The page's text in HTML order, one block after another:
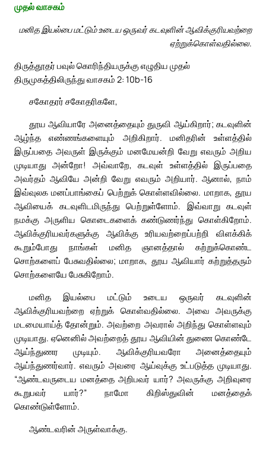
முதல் வாசகம்
மனித இயல்பை மட்டும் உடைய ஒருவர் கடவுளின் ஆவிக்குரியவற்றை
ஏற்றுக்கொள்வதில்லை.
திருத்தூதர் பவுல் கொரிந்தியருக்கு எழுதிய முதல்
திருமுகத்திலிருந்து வாசகம் 2: 10b-16
சகோதரர் சகோதரிகளே,
தூய ஆவியாரே அனைத்தையும் துருவி ஆய்கிறார்; கடவுளின்
ஆழ்ந்த எண்ணங்களையும் அறிகிறார். மனிதரின் உள்ளத்தில்
இருப்பதை அவருள் இருக்கும் மனமேயன்றி வேறு எவரும் அறிய
முடியாது அன்றோ! அவ்வாறே, கடவுள் உள்ளத்தில் இருப்பதை
அவர்தம் ஆவியே அன்றி வேறு எவரும் அறியார். ஆனால், நாம்
இவ்வுலக மனப்பாங்கைப் பெற்றுக் கொள்ளவில்லை. மாறாக, தூய
ஆவியைக் கடவுளிடமிருந்து பெற்றுள்ளோம். இவ்வாறு கடவுள்
நமக்கு அருளிய கொடைகளைக் கண்டுணர்ந்து கொள்கிறோம்.
ஆவிக்குரியவர்களுக்கு ஆவிக்கு உரியவற்றைப்பற்றி விளக்கிக்
கூறும்போது நாங்கள் மனித ஞானத்தால் கற்றுக்கொண்ட
சொற்களைப் பேசுவதில்லை; மாறாக, தூய ஆவியார் கற்றுத்தரும்
சொற்களையே பேசுகிறோம்.
மனித இயல்பை மட்டும் உடைய ஒருவர் கடவுளின்
ஆவிக்குரியவற்றை ஏற்றுக் கொள்வதில்லை. அவை அவருக்கு
மடமையாய்த் தோன்றும். அவற்றை அவரால் அறிந்து கொள்ளவும்
முடியாது. ஏனெனில் அவற்றைத் தூய ஆவியின் துணை கொண்டே
ஆய்ந்துணர முடியும். ஆவிக்குரியவரோ அனைத்தையும்
ஆய்ந்துணர்வார். எவரும் அவரை ஆய்வுக்கு உட்படுத்த முடியாது.
“ஆண்டவருடைய மனத்தை அறிபவர் யார்? அவருக்கு அறிவுரை
கூறுபவர் யார்?” நாமோ கிறிஸ்துவின் மனத்தைக்
கொண்டுள்ளோம்.
ஆண்டவரின் அருள்வாக்கு.